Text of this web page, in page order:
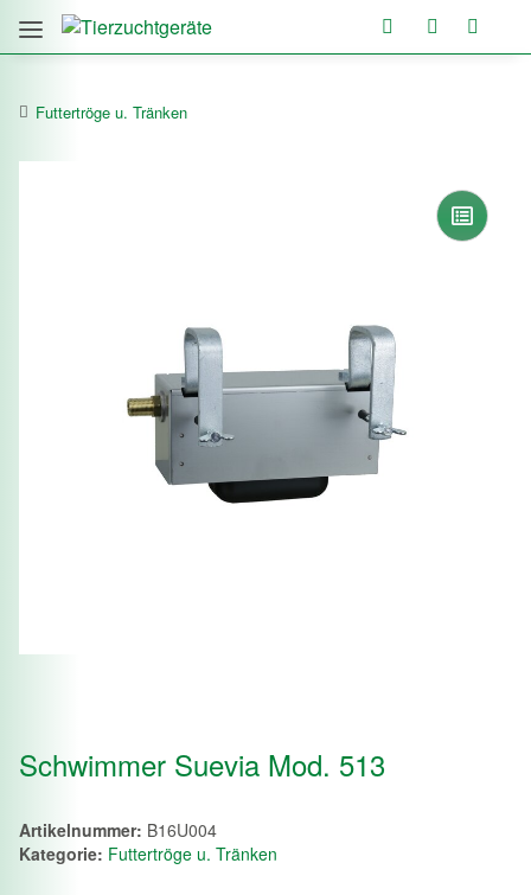
Futtertröge u. Tränken
Schwimmer Suevia Mod. 513
Artikelnummer: B16U004
Kategorie: Futtertröge u. Tränken